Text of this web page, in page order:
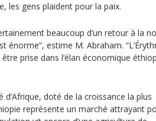
les gens plaident pour la paix.
beaucoup d’un retour à la
énorme”, estime M. Abraham.
prise dans l‘élan économique
d’Afrique, doté de la croissance la plus
représente un marché attrayant